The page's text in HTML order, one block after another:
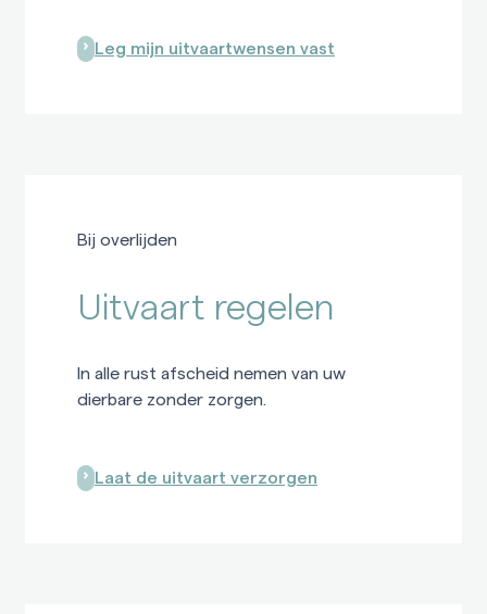
Leg mijn uitvaartwensen vast
Bij overlijden
Uitvaart regelen
In alle rust afscheid nemen van uw
dierbare zonder zorgen.
Laat de uitvaart verzorgen